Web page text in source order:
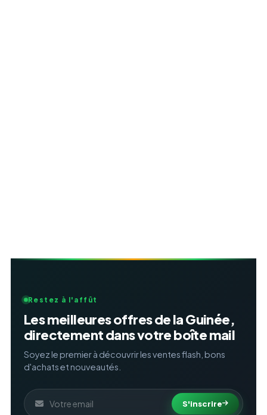
Restez à l'affût
Les meilleures offres de la Guinée,
directement dans votre boîte mail
Soyez le premier à découvrir les ventes flash, bons
d'achats et nouveautés.
S'inscrire